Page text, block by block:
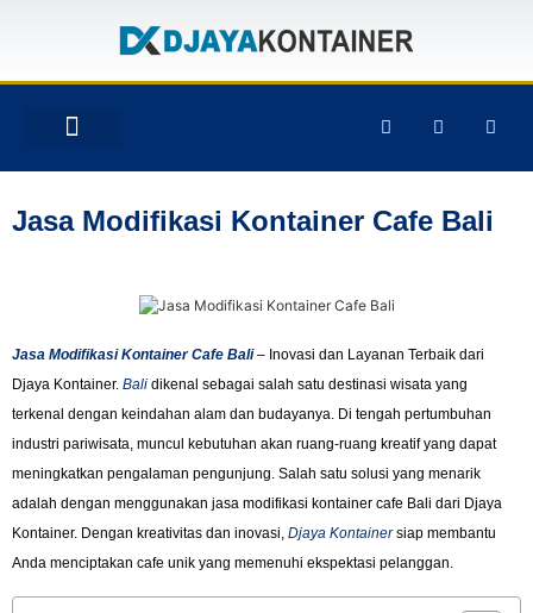
Jasa Modifikasi Kontainer Cafe Bali
Jasa Modifikasi Kontainer Cafe Bali – Inovasi dan Layanan Terbaik dari
Djaya Kontainer. Bali dikenal sebagai salah satu destinasi wisata yang
terkenal dengan keindahan alam dan budayanya. Di tengah pertumbuhan
industri pariwisata, muncul kebutuhan akan ruang-ruang kreatif yang dapat
meningkatkan pengalaman pengunjung. Salah satu solusi yang menarik
adalah dengan menggunakan jasa modifikasi kontainer cafe Bali dari Djaya
Kontainer. Dengan kreativitas dan inovasi, Djaya Kontainersiap membantu
Anda menciptakan cafe unik yang memenuhi ekspektasi pelanggan.